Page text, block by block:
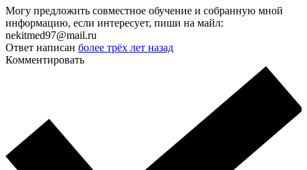
Могу предложить совместное обучение и собранную мной
информацию, если интересует, пиши на майл:
nekitmed97@mail.ru
Ответ написан более трёх лет назад
Комментировать